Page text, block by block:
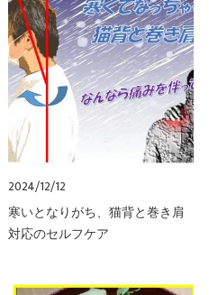
2024/12/12
寒いとなりがち、猫背と巻き肩
対応のセルフケア